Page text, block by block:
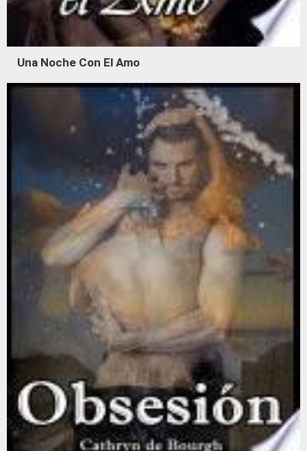
Una Noche Con El Amo